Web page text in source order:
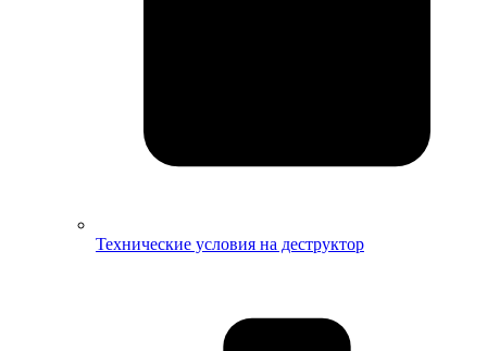
Технические условия на деструктор